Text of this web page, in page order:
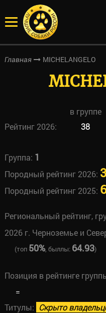
Главная MICHELANGELO
в группе
Рейтинг 2026:
38
Группа: 1
Породный рейтинг 2026: 3
Породный рейтинг 2025:
Региональный рейтинг,
2026 г. Черноземье и
(топ 50%, быллы: 64.93)
Позиция в рейтинге
=
Титулы: Скрыто